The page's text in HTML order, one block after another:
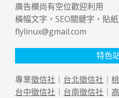
廣告欄尚有空位歡迎利用
橫幅文字，SEO關鍵字，貼
flylinux@gmail.com
特色
專業徵信社 ｜ 台北徵信社 ｜
台中徵信社 ｜ 台南徵信社 ｜